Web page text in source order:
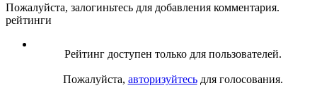
Пожалуйста, залогиньтесь для добавления комментария.
рейтинги
Рейтинг доступен только для пользователей.
Пожалуйста, авторизуйтесьдля голосования.